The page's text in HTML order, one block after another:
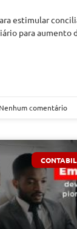
estimular
para aumento
Nenhum comentário